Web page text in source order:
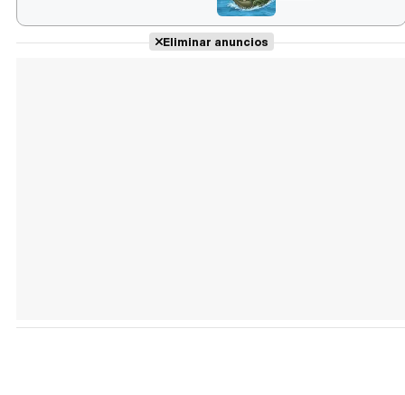
Eliminar anuncios